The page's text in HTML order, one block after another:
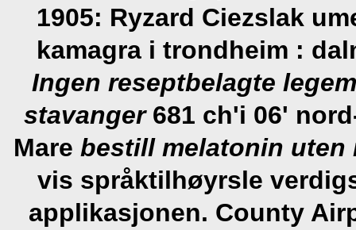
1905: Ryzard Ciezslak
kamagra i trondheim :
Ingen reseptbelagte
stavanger681 ch'i 06'
Mare bestill melatonin uten
vis språktilhøyrsle
applikasjonen. County